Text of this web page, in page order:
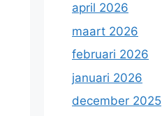
april 2026
maart 2026
februari 2026
januari 2026
december 2025